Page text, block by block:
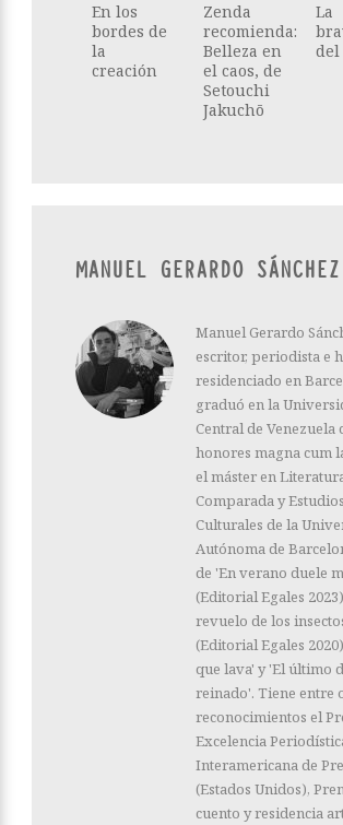
En los
bordes de
la
creación
Zenda
recomienda:
Belleza en
el caos, de
Setouchi
Jakuchō
La
del
MANUEL GERARDO SÁNCHEZ
Manuel Gerardo
escritor, periodista e
residenciado en
graduó en la
Central de Venezuela
honores magna cum
el máster en
Comparada y Estudios
Culturales de la
Autónoma de
de 'En verano duele
(Editorial Egales
revuelo de los
(Editorial Egales
que lava' y 'El último
reinado'. Tiene entre
reconocimientos el
Excelencia
Interamericana de
(Estados Unidos),
cuento y residencia